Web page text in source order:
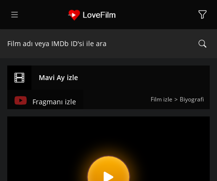
Mavi Ay izle
Film izle Biyografi
Fragmanı izle